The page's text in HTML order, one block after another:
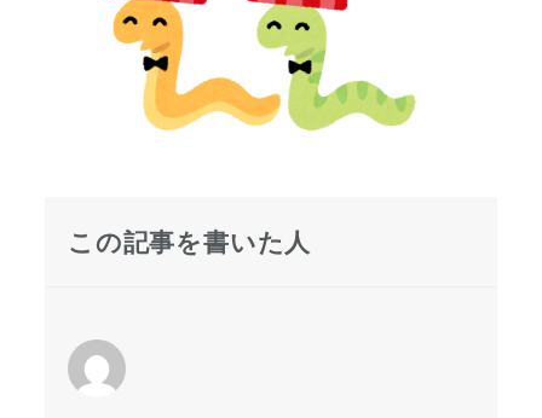
この記事を書いた人